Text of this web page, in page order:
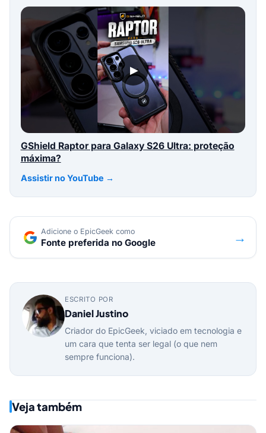
▶
GShield Raptor para Galaxy S26 Ultra: proteção
máxima?
Assistir no YouTube →
Adicione o EpicGeek como
Fonte preferida no Google →
ESCRITO POR
Daniel Justino
Criador do EpicGeek, viciado em tecnologia e
um cara que tenta ser legal (o que nem
sempre funciona).
Veja também